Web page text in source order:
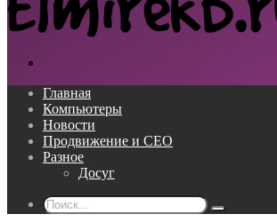
Главная
Компьютеры
Новости
Продвижение и СЕО
Разное
Досуг
Поиск...